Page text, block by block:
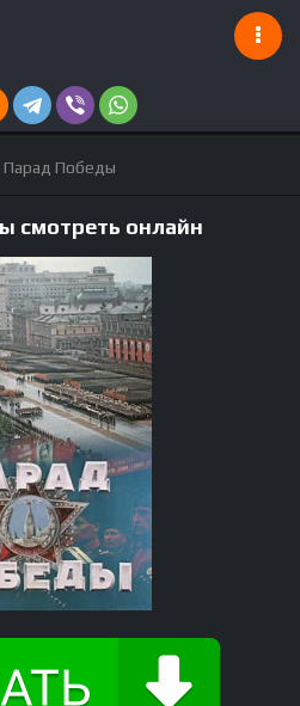
Парад Победы
смотреть онлайн